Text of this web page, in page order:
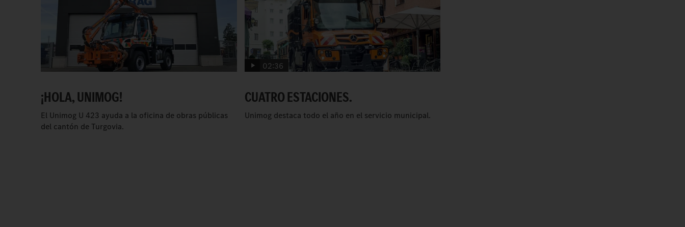
¡HOLA, UNIMOG!
El Unimog U 423 ayuda a la oficina de obras públicas
del cantón de Turgovia.
02:36
CUATRO ESTACIONES.
Unimog destaca todo el año en el servicio municipal.